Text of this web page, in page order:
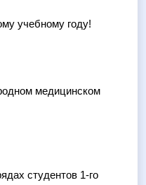
учебному году!
медицинском
студентов 1-го